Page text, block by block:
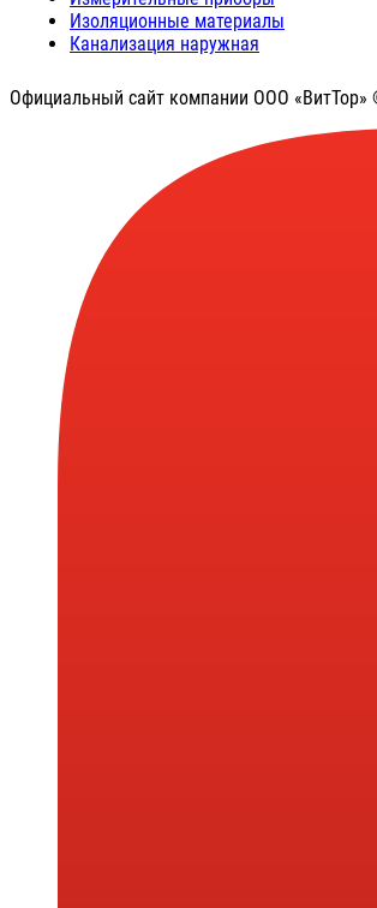
Изоляционные материалы
Канализация наружная
Официальный сайт компании ООО «ВитТор»